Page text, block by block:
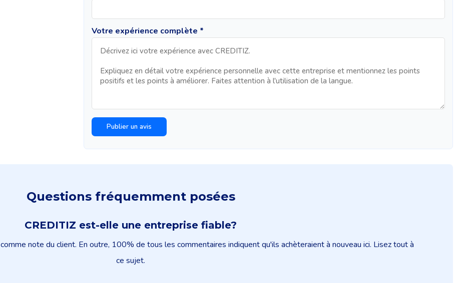
Votre expérience complète *
Questions fréquemment posées
CREDITIZ est-elle une entreprise fiable?
comme note du client. En outre, 100% de tous les commentaires indiquent qu'ils achèteraient à nouveau ici. Lisez tout à
ce sujet.